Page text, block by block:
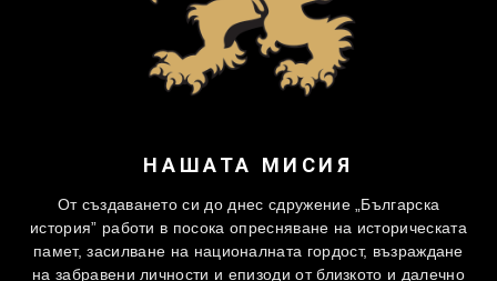
НАШАТА МИСИЯ
От създаването си до днес сдружение „Българска
история” работи в посока опресняване на историческата
памет, засилване на националната гордост, възраждане
на забравени личности и епизоди от близкото и далечно